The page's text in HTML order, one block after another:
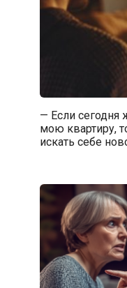
— Если сегодня
мою квартиру,
искать себе